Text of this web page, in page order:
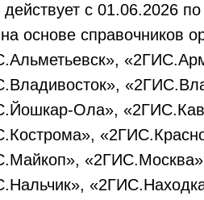
действует с 01.06.2026
основе справочников
Ола»,